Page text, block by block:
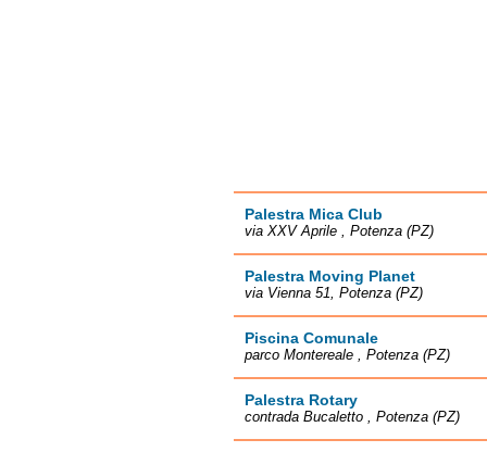
Palestra Mica Club
via XXV Aprile , Potenza (PZ)
Palestra Moving Planet
via Vienna 51, Potenza (PZ)
Piscina Comunale
parco Montereale , Potenza (PZ)
Palestra Rotary
contrada Bucaletto , Potenza (PZ)